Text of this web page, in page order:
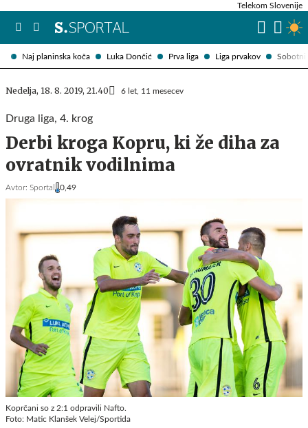
Naj planinska koča Luka Dončić Prva liga Liga prvakov Sobotni
Telekom Slovenije
Nedelja, 18. 8. 2019, 21.40 6 let, 11 mesecev
Druga liga, 4. krog
Derbi kroga Kopru, ki že diha za
ovratnik vodilnima
Avtor: Sportal 0,49
Koprčani so z 2:1 odpravili Nafto.
Foto: Matic Klanšek Velej/Sportida